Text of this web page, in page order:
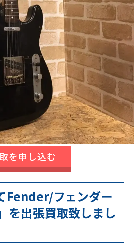
を申し込む
Fender/フェンダー
を出張買取致しまし